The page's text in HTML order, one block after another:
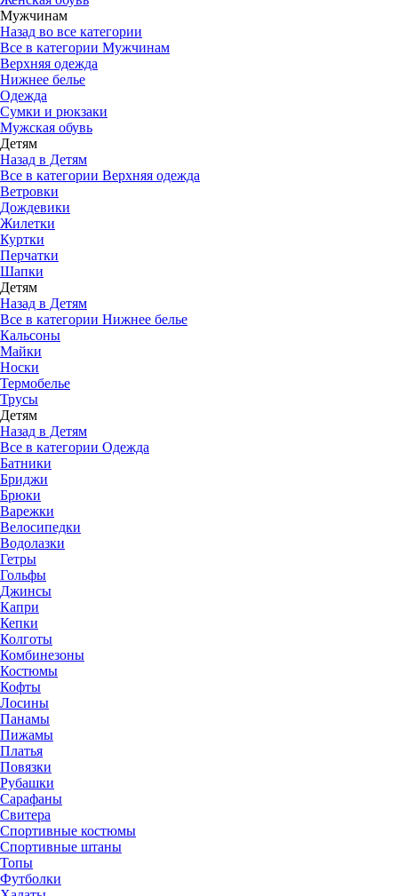
Мужчинам
Назад во все категории
Все в категории Мужчинам
Верхняя одежда
Нижнее белье
Одежда
Сумки и рюкзаки
Мужская обувь
Детям
Назад в Детям
Все в категории Верхняя одежда
Ветровки
Дождевики
Жилетки
Куртки
Перчатки
Шапки
Детям
Назад в Детям
Все в категории Нижнее белье
Кальсоны
Майки
Носки
Термобелье
Трусы
Детям
Назад в Детям
Все в категории Одежда
Батники
Бриджи
Брюки
Варежки
Велосипедки
Водолазки
Гетры
Гольфы
Джинсы
Капри
Кепки
Колготы
Комбинезоны
Костюмы
Кофты
Лосины
Панамы
Пижамы
Платья
Повязки
Рубашки
Сарафаны
Свитера
Спортивные костюмы
Спортивные штаны
Топы
Футболки